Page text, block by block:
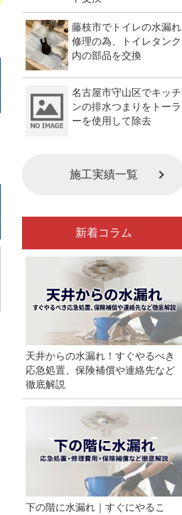
藤枝市でトイレの水漏れ
修理の為、トイレタンク
内の部品を交換
名古屋市守山区でキッチ
ンの排水つまりをトーラ
ーを使用して除去
施工実績一覧
新着コラム
天井からの水漏れ！すぐやるべき
応急処置、保険補償や連絡先など
徹底解説
下の階に水漏れ｜すぐにやるこ